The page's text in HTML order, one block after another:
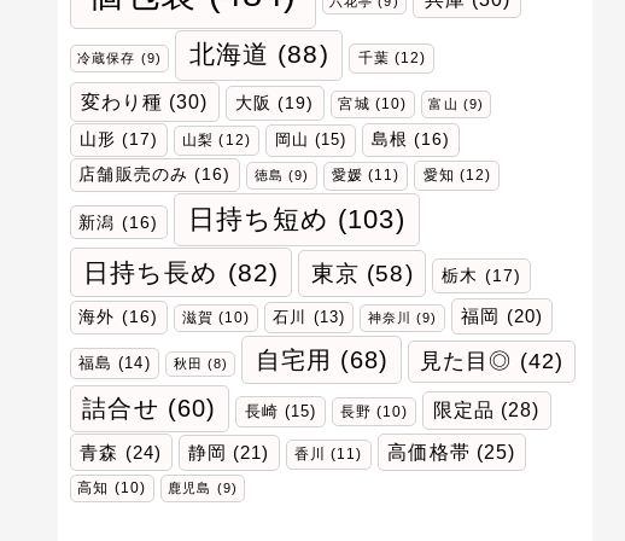
冷蔵保存 (9) 北海道 (88) 千葉 (12)
変わり種 (30) 大阪 (19) 宮城 (10) 富山 (9)
山形 (17) 山梨 (12) 岡山 (15) 島根 (16)
店舗販売のみ (16) 徳島 (9) 愛媛 (11) 愛知 (12)
新潟 (16) 日持ち短め (103)
日持ち長め (82) 東京 (58) 栃木 (17)
海外 (16) 滋賀 (10) 石川 (13) 神奈川 (9) 福岡 (20)
福島 (14) 秋田 (8) 自宅用 (68) 見た目◎ (42)
詰合せ (60) 長崎 (15) 長野 (10) 限定品 (28)
青森 (24) 静岡 (21) 香川 (11) 高価格帯 (25)
高知 (10) 鹿児島 (9)